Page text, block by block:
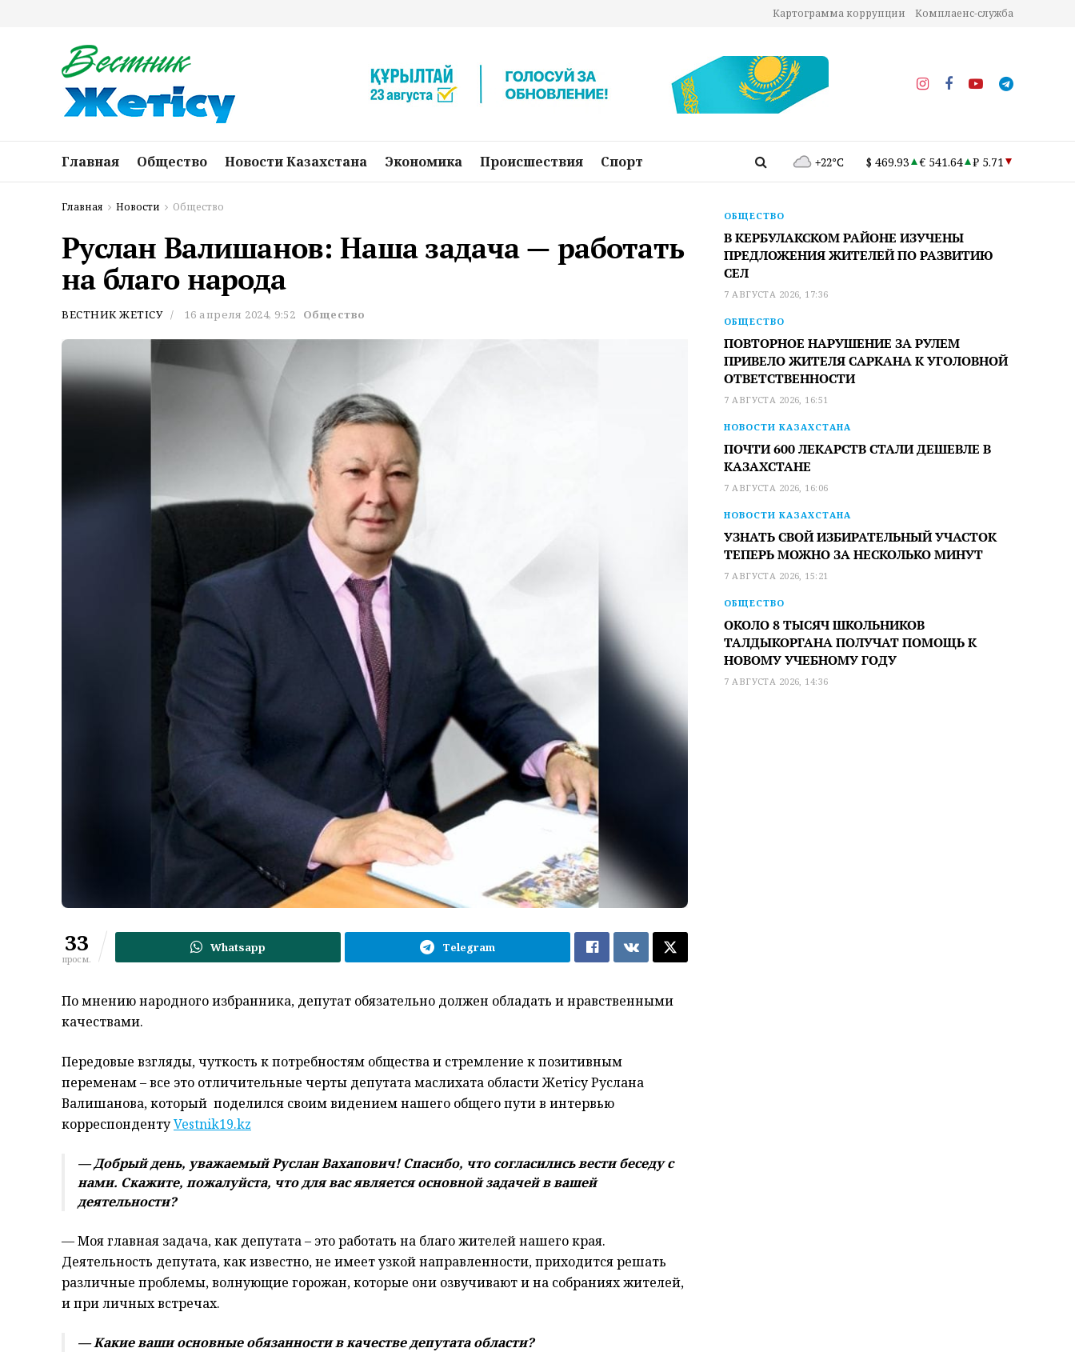
Картограмма коррупции Комплаенс-служба
Главная Общество Новости Казахстана Экономика Происшествия Спорт +22°C $ 469.93 € 541.64 ₽ 5.71
Главная Новости Общество
Руслан Валишанов: Наша задача — работать
на благо народа
ВЕСТНИК ЖЕТІСУ 16 апреля 2024, 9:52 Общество
33
просм.
Whatsapp Telegram
По мнению народного избранника, депутат обязательно должен обладать и нравственными
качествами.
Передовые взгляды, чуткость к потребностям общества и стремление к позитивным
переменам – все это отличительные черты депутата маслихата области Жетісу Руслана
Валишанова, который поделился своим видением нашего общего пути в интервью
корреспондентуVestnik19.kz
— Добрый день, уважаемый Руслан Вахапович! Спасибо, что согласились вести беседу с
нами. Скажите, пожалуйста, что для вас является основной задачей в вашей
деятельности?
— Моя главная задача, как депутата – это работать на благо жителей нашего края.
Деятельность депутата, как известно, не имеет узкой направленности, приходится решать
различные проблемы, волнующие горожан, которые они озвучивают и на собраниях жителей,
и при личных встречах.
— Какие ваши основные обязанности в качестве депутата области?
ОБЩЕСТВО
В КЕРБУЛАКСКОМ РАЙОНЕ ИЗУЧЕНЫ
ПРЕДЛОЖЕНИЯ ЖИТЕЛЕЙ ПО РАЗВИТИЮ
СЕЛ
7 АВГУСТА 2026, 17:36
ОБЩЕСТВО
ПОВТОРНОЕ НАРУШЕНИЕ ЗА РУЛЕМ
ПРИВЕЛО ЖИТЕЛЯ САРКАНА К УГОЛОВНОЙ
ОТВЕТСТВЕННОСТИ
7 АВГУСТА 2026, 16:51
НОВОСТИ КАЗАХСТАНА
ПОЧТИ 600 ЛЕКАРСТВ СТАЛИ ДЕШЕВЛЕ В
КАЗАХСТАНЕ
7 АВГУСТА 2026, 16:06
НОВОСТИ КАЗАХСТАНА
УЗНАТЬ СВОЙ ИЗБИРАТЕЛЬНЫЙ УЧАСТОК
ТЕПЕРЬ МОЖНО ЗА НЕСКОЛЬКО МИНУТ
7 АВГУСТА 2026, 15:21
ОБЩЕСТВО
ОКОЛО 8 ТЫСЯЧ ШКОЛЬНИКОВ
ТАЛДЫКОРГАНА ПОЛУЧАТ ПОМОЩЬ К
НОВОМУ УЧЕБНОМУ ГОДУ
7 АВГУСТА 2026, 14:36